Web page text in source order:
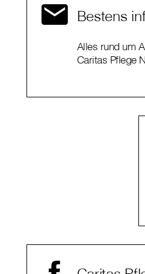
Bestens
Alles rund um
Caritas Pflege